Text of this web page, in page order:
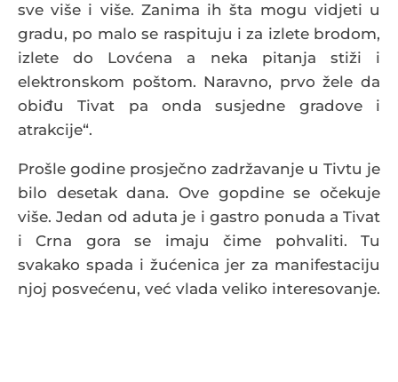
sve više i više. Zanima ih šta mogu vidjeti u
gradu, po malo se raspituju i za izlete brodom,
izlete do Lovćena a neka pitanja stiži i
elektronskom poštom. Naravno, prvo žele da
obiđu Tivat pa onda susjedne gradove i
atrakcije“.
Prošle godine prosječno zadržavanje u Tivtu je
bilo desetak dana. Ove gopdine se očekuje
više. Jedan od aduta je i gastro ponuda a Tivat
i Crna gora se imaju čime pohvaliti. Tu
svakako spada i žućenica jer za manifestaciju
njoj posvećenu, već vlada veliko interesovanje.